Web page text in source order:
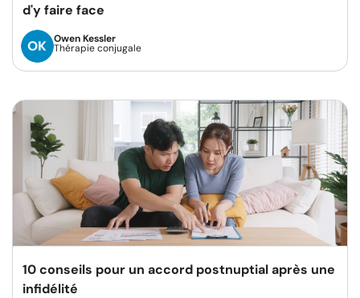
d'y faire face
Owen Kessler
Thérapie conjugale
10 conseils pour un accord postnuptial après une
infidélité